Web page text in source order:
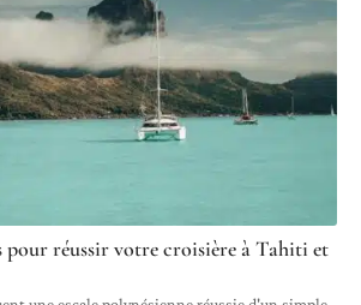
pour réussir votre croisière à Tahiti et